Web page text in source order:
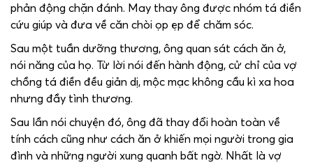
phản động chặn đánh. May thay ông được nhóm tá điền
cứu giúp và đưa về căn chòi ọp ẹp để chăm sóc.
Sau một tuần dưỡng thương, ông quan sát cách ăn ở,
nói năng của họ. Từ lời nói đến hành động, cử chỉ của vợ
chồng tá điền đều giản dị, mộc mạc không cầu kì xa hoa
nhưng đầy tình thương.
Sau lần nói chuyện đó, ông đã thay đổi hoàn toàn về
tính cách cũng như cách ăn ở khiến mọi người trong gia
đình và những người xung quanh bất ngờ. Nhất là vợ